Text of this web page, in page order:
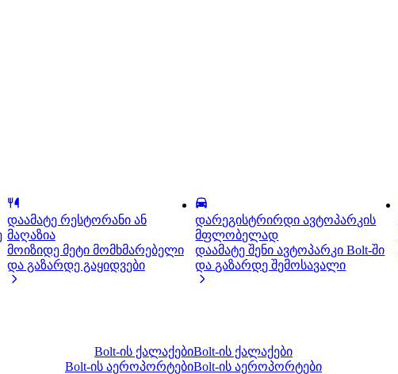
დაამატე რესტორანი ან
მაღაზია
მოიზიდე მეტი მომხმარებელი
და გაზარდე გაყიდვები
დარეგისტრირდი ავტოპარკის
მფლობელად
დაამატე შენი ავტოპარკი Bolt-ში
და გაზარდე შემოსავალი
Bolt-ის ქალაქებიBolt-ის ქალაქები
Bolt-ის აეროპორტებიBolt-ის აეროპორტები